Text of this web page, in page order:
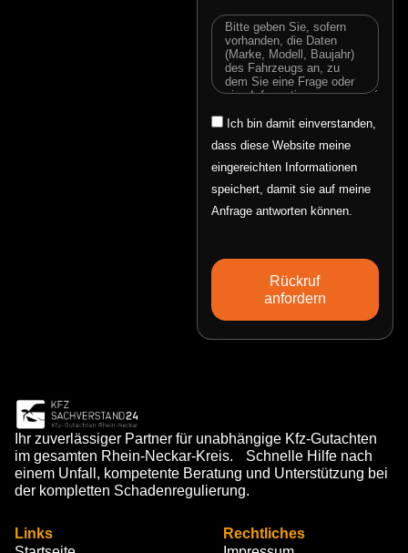
Message
EmailIch bin damit einverstanden,
dass diese Website meine
eingereichten Informationen
speichert, damit sie auf meine
Anfrage antworten können.
Rückruf
anfordern
Ihr zuverlässiger Partner für unabhängige Kfz-Gutachten
im gesamten Rhein-Neckar-Kreis. Schnelle Hilfe nach
einem Unfall, kompetente Beratung und Unterstützung bei
der kompletten Schadenregulierung.
Links
Rechtliches